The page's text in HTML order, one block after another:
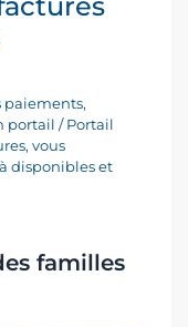
paiements,
portail / Portail
vous
disponibles et
familles